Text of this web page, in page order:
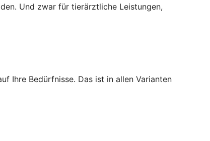
Und zwar für tierärztliche Leistungen,
Ihre Bedürfnisse. Das ist in allen Varianten